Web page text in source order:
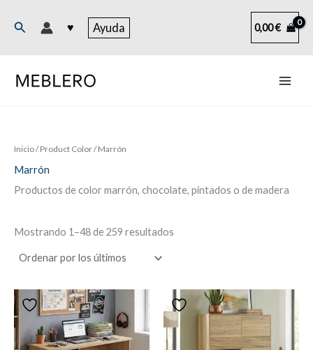
Buscar ♥ Ayuda 0,00€
Inicio/ Product Color / Marrón
Marrón
Productos de color marrón, chocolate, pintados o de madera
Mostrando 1–48 de 259 resultados